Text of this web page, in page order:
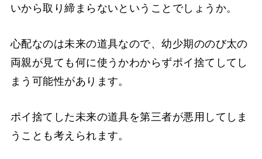
いから取り締まらないということでしょうか。
心配なのは未来の道具なので、幼少期ののび太の
両親が見ても何に使うかわからずポイ捨てしてし
まう可能性があります。
ポイ捨てした未来の道具を第三者が悪用してしま
うことも考えられます。